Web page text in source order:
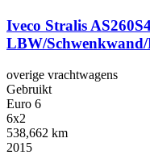
Iveco Stralis
LBW/
overige vrachtwagens
Gebruikt
Euro 6
6x2
538,662 km
2015